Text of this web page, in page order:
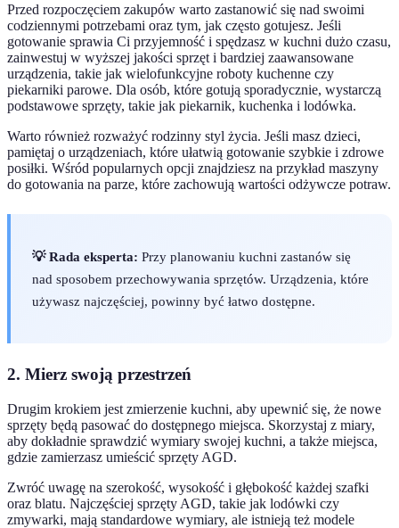
Przed rozpoczęciem zakupów warto zastanowić się nad swoimi
codziennymi potrzebami oraz tym, jak często gotujesz. Jeśli
gotowanie sprawia Ci przyjemność i spędzasz w kuchni dużo czasu,
zainwestuj w wyższej jakości sprzęt i bardziej zaawansowane
urządzenia, takie jak wielofunkcyjne roboty kuchenne czy
piekarniki parowe. Dla osób, które gotują sporadycznie, wystarczą
podstawowe sprzęty, takie jak piekarnik, kuchenka i lodówka.
Warto również rozważyć rodzinny styl życia. Jeśli masz dzieci,
pamiętaj o urządzeniach, które ułatwią gotowanie szybkie i zdrowe
posiłki. Wśród popularnych opcji znajdziesz na przykład maszyny
do gotowania na parze, które zachowują wartości odżywcze potraw.
💡 Rada eksperta: Przy planowaniu kuchni zastanów się
nad sposobem przechowywania sprzętów. Urządzenia, które
używasz najczęściej, powinny być łatwo dostępne.
2. Mierz swoją przestrzeń
Drugim krokiem jest zmierzenie kuchni, aby upewnić się, że nowe
sprzęty będą pasować do dostępnego miejsca. Skorzystaj z miary,
aby dokładnie sprawdzić wymiary swojej kuchni, a także miejsca,
gdzie zamierzasz umieścić sprzęty AGD.
Zwróć uwagę na szerokość, wysokość i głębokość każdej szafki
oraz blatu. Najczęściej sprzęty AGD, takie jak lodówki czy
zmywarki, mają standardowe wymiary, ale istnieją też modele